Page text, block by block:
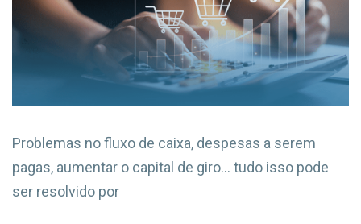
Problemas no fluxo de caixa, despesas a serem
pagas, aumentar o capital de giro… tudo isso pode
ser resolvido por